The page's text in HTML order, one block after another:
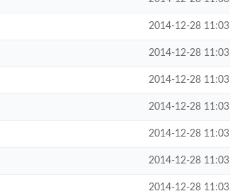
2014-12-28 11:03
2014-12-28 11:03
2014-12-28 11:03
2014-12-28 11:03
2014-12-28 11:03
2014-12-28 11:03
2014-12-28 11:03